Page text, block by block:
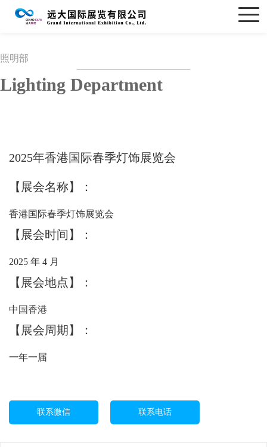
照明部
Lighting Department
2025年香港国际春季灯饰展览会
【展会名称】：
香港国际春季灯饰展览会
【展会时间】：
2025 年 4 月
【展会地点】：
中国香港
【展会周期】：
一年一届
联系微信 联系电话